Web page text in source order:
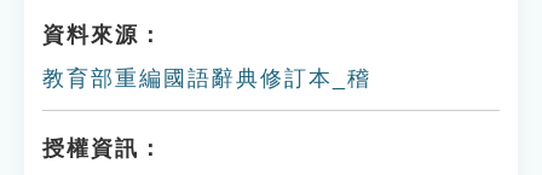
資料來源：
教育部重編國語辭典修訂本_稽
授權資訊：